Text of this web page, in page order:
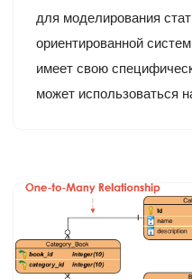
для моделирования
ориентированной
имеет свою
может использоваться